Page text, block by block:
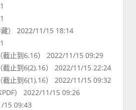
） 2022/11/15 18:14
截止到6.16） 2022/11/15 09:29
截止到6(2).16） 2022/11/15 22:24
截止到6(1).16） 2022/11/15 09:32
） 2022/11/15 09:26
15 09:43